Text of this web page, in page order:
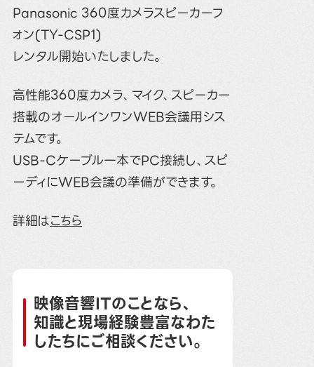
Panasonic 360度カメラスピーカーフ
ォン(TY-CSP1)
レンタル開始いたしました。
高性能360度カメラ、マイク、スピーカー
搭載のオールインワンWEB会議用シス
テムです。
USB-Cケーブル一本でPC接続し、スピ
ーディにWEB会議の準備ができます。
詳細はこちら
映像音響ITのことなら、
知識と現場経験豊富なわた
したちにご相談ください。